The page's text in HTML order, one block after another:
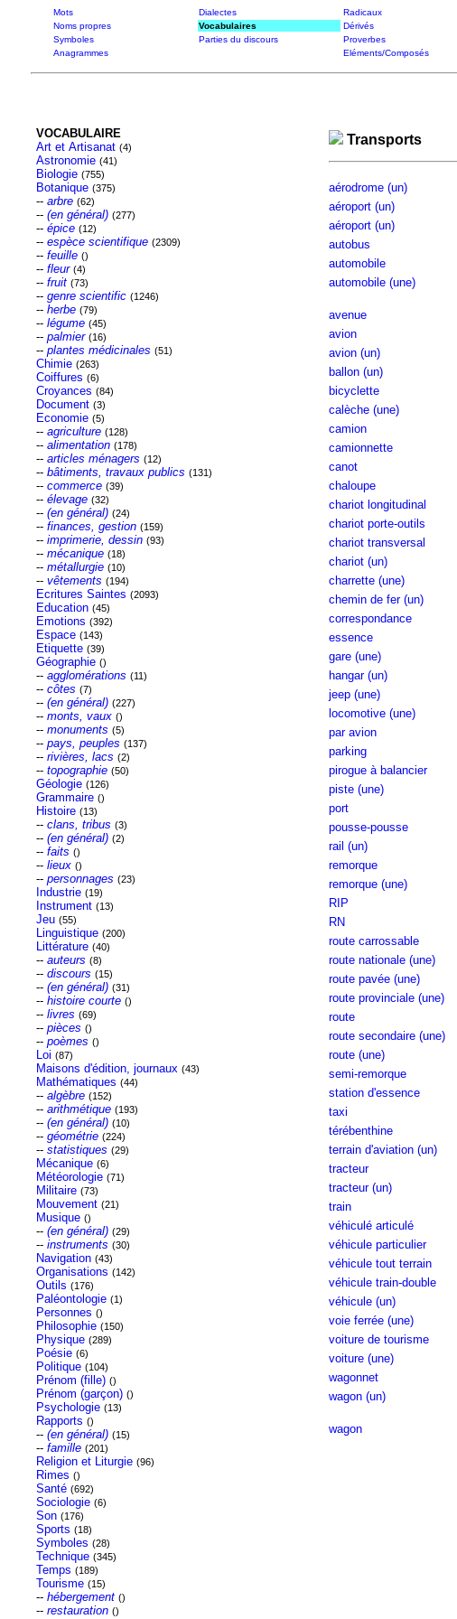
Mots Dialectes Radicaux
Noms propres
Vocabulaires Dérivés
Symboles
Parties du discours Proverbes
Anagrammes
Eléments/Composés
VOCABULAIRE
Art et Artisanat (4)
Astronomie (41)
Biologie (755)
Botanique (375)
-- arbre (62)
-- (en général) (277)
-- épice (12)
-- espèce scientifique (2309)
-- feuille ()
-- fleur (4)
-- fruit (73)
-- genre scientific (1246)
-- herbe (79)
-- légume (45)
-- palmier (16)
-- plantes médicinales (51)
Chimie (263)
Coiffures (6)
Croyances (84)
Document (3)
Economie (5)
-- agriculture (128)
-- alimentation (178)
-- articles ménagers (12)
-- bâtiments, travaux publics (131)
-- commerce (39)
-- élevage (32)
-- (en général) (24)
-- finances, gestion (159)
-- imprimerie, dessin (93)
-- mécanique (18)
-- métallurgie (10)
-- vêtements (194)
Ecritures Saintes (2093)
Education (45)
Emotions (392)
Espace (143)
Etiquette (39)
Géographie ()
-- agglomérations (11)
-- côtes (7)
-- (en général) (227)
-- monts, vaux ()
-- monuments (5)
-- pays, peuples (137)
-- rivières, lacs (2)
-- topographie (50)
Géologie (126)
Grammaire ()
Histoire (13)
-- clans, tribus (3)
-- (en général) (2)
-- faits ()
-- lieux ()
-- personnages (23)
Industrie (19)
Instrument (13)
Jeu (55)
Linguistique (200)
Littérature (40)
-- auteurs (8)
-- discours (15)
-- (en général) (31)
-- histoire courte ()
-- livres (69)
-- pièces ()
-- poèmes ()
Loi (87)
Maisons d'édition, journaux (43)
Mathématiques (44)
-- algèbre (152)
-- arithmétique (193)
-- (en général) (10)
-- géométrie (224)
-- statistiques (29)
Mécanique (6)
Météorologie (71)
Militaire (73)
Mouvement (21)
Musique ()
-- (en général) (29)
-- instruments (30)
Navigation (43)
Organisations (142)
Outils (176)
Paléontologie (1)
Personnes ()
Philosophie (150)
Physique (289)
Poésie (6)
Politique (104)
Prénom (fille) ()
Prénom (garçon) ()
Psychologie (13)
Rapports ()
-- (en général) (15)
-- famille (201)
Religion et Liturgie (96)
Rimes ()
Santé (692)
Sociologie (6)
Son (176)
Sports (18)
Symboles (28)
Technique (345)
Temps (189)
Tourisme (15)
-- hébergement ()
-- restauration ()
Transports
aérodrome (un)
aéroport (un)
aéroport (un)
autobus
automobile
automobile (une)
avenue
avion
avion (un)
ballon (un)
bicyclette
calèche (une)
camion
camionnette
canot
chaloupe
chariot longitudinal
chariot porte-outils
chariot transversal
chariot (un)
charrette (une)
chemin de fer (un)
correspondance
essence
gare (une)
hangar (un)
jeep (une)
locomotive (une)
par avion
parking
pirogue à balancier
piste (une)
port
pousse-pousse
rail (un)
remorque
remorque (une)
RIP
RN
route carrossable
route nationale (une)
route pavée (une)
route provinciale (une)
route
route secondaire (une)
route (une)
semi-remorque
station d'essence
taxi
térébenthine
terrain d'aviation (un)
tracteur
tracteur (un)
train
véhiculé articulé
véhicule particulier
véhicule tout terrain
véhicule train-double
véhicule (un)
voie ferrée (une)
voiture de tourisme
voiture (une)
wagonnet
wagon (un)
wagon